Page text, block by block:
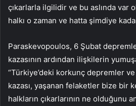
çıkarlarla ilgilidir ve bu aslında var
halkı o zaman ve hatta şimdiye
Paraskevopoulos, 6 Şubat
kazasının ardından ilişkilerin
“Türkiye’deki korkunç depremler
kazası, yaşanan felaketler bize bir
halkların çıkarlarının ne olduğunu